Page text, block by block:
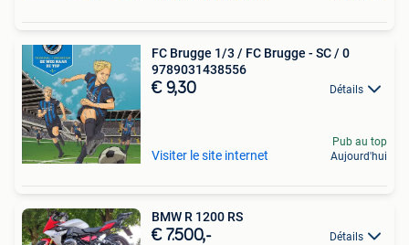
FC Brugge 1/3 / FC Brugge - SC / 0
9789031438556
€ 9,30 Détails
Visiter le site internet
Pub au top
Aujourd'hui
BMW R 1200 RS
€ 7.500,- Détails